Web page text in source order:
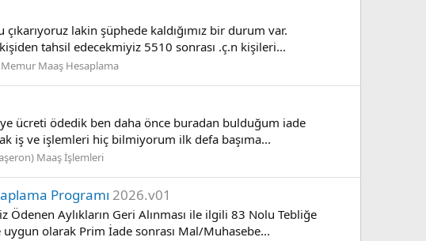
lakin şüphede kaldığımız bir durum var.
tahsil edecekmiyiz 5510 sonrası .ç.n kişileri...
Maaş Hesaplama
ücreti ödedik ben daha önce buradan bulduğum iade
iş ve işlemleri hiç bilmiyorum ilk defa başıma...
Maaş İşlemleri
Programı 2026.v01
Ödenen Aylıkların Geri Alınması ile ilgili 83 Nolu Tebliğe
olarak Prim İade sonrası Mal/Muhasebe...